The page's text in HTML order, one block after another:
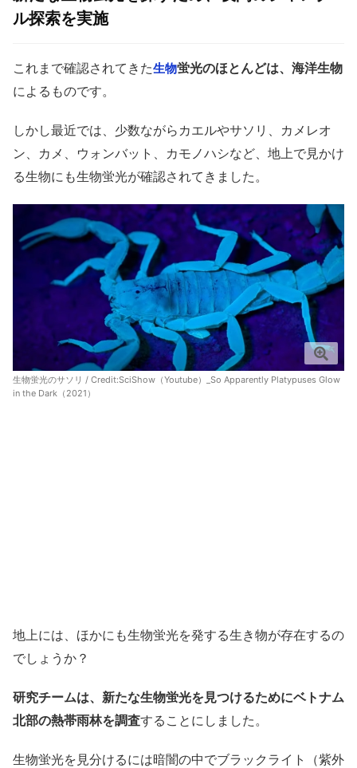
ル探索を実施
これまで確認されてきた生物蛍光のほとんどは、海洋生物
によるものです。
しかし最近では、少数ながらカエルやサソリ、カメレオ
ン、カメ、ウォンバット、カモノハシなど、地上で見かけ
る生物にも生物蛍光が確認されてきました。
生物蛍光のサソリ / Credit:SciShow（Youtube）_So Apparently Platypuses Glow
in the Dark（2021）
地上には、ほかにも生物蛍光を発する生き物が存在するの
でしょうか？
研究チームは、新たな生物蛍光を見つけるためにベトナム
北部の熱帯雨林を調査することにしました。
生物蛍光を見分けるには暗闇の中でブラックライト（紫外